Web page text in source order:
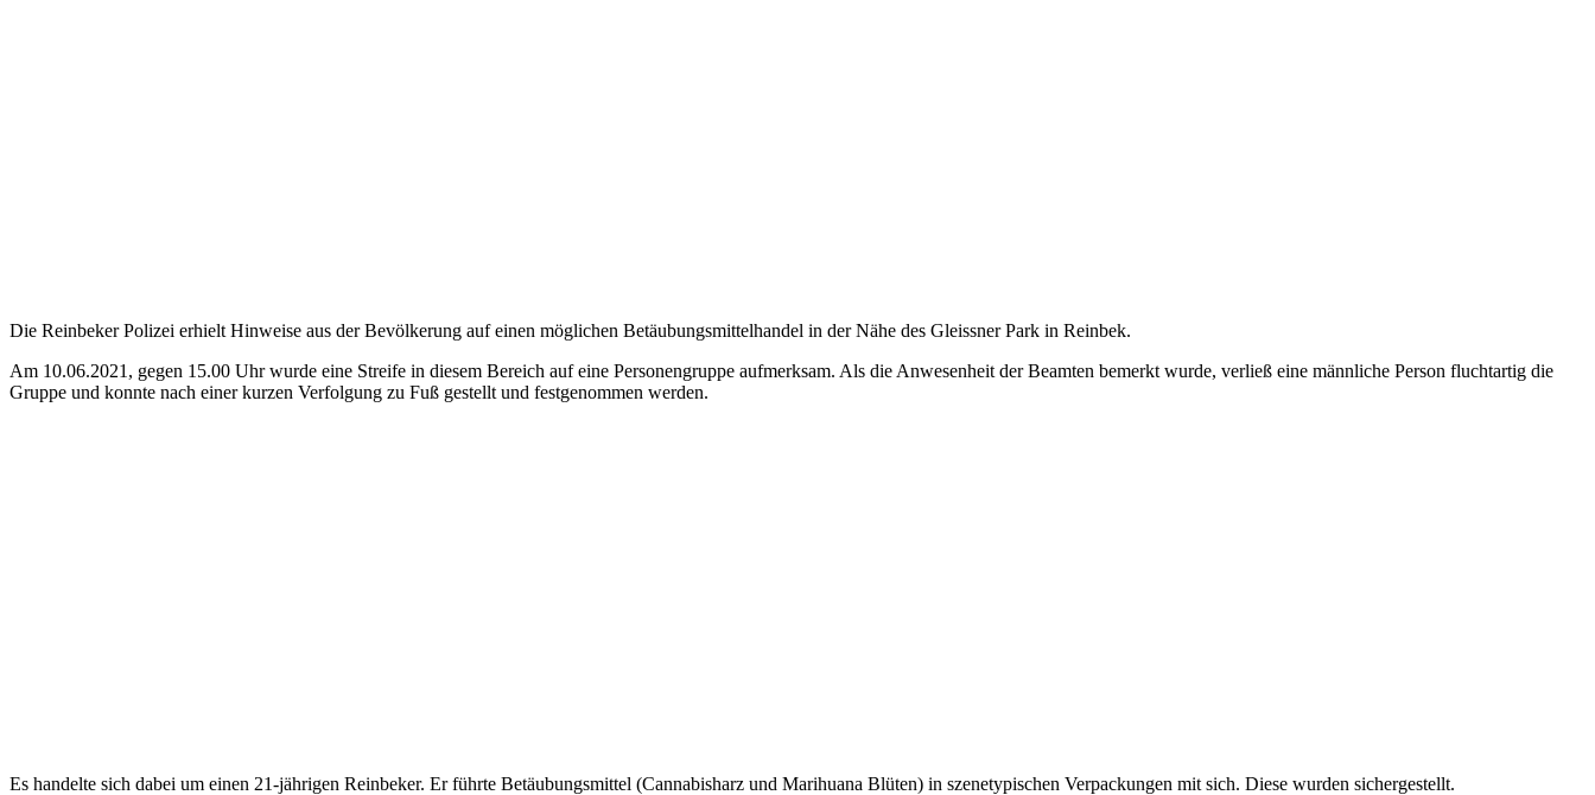
Die Reinbeker Polizei erhielt Hinweise aus der Bevölkerung auf einen möglichen Betäubungsmittelhandel in der Nähe des Gleissner Park in Reinbek.
Am 10.06.2021, gegen 15.00 Uhr wurde eine Streife in diesem Bereich auf eine Personengruppe aufmerksam. Als die Anwesenheit der Beamten bemerkt wurde, verließ eine männliche Person fluchtartig die
Gruppe und konnte nach einer kurzen Verfolgung zu Fuß gestellt und festgenommen werden.
Es handelte sich dabei um einen 21-jährigen Reinbeker. Er führte Betäubungsmittel (Cannabisharz und Marihuana Blüten) in szenetypischen Verpackungen mit sich. Diese wurden sichergestellt.